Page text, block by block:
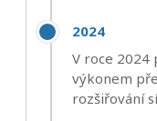
2024
V roce 2024
výkonem
rozšiřování